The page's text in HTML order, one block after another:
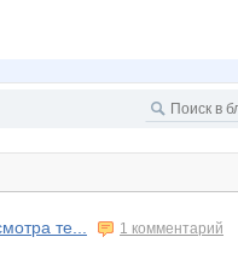
те...
1 комментарий